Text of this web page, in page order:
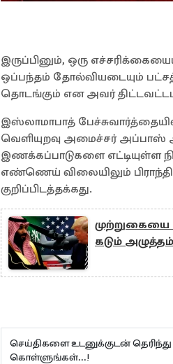
இருப்பினும், ஒரு
ஒப்பந்தம் தோல்வியடையும்
தொடங்கும் என அவர்
இஸ்லாமாபாத்
வெளியுறவு அமைச்சர் அப்பாஸ்
இணக்கப்பாடுகளை எட்டியுள்ள
எண்ணெய் விலையிலும்
குறிப்பிடத்தக்கது.
முற்றுகையை
கடும் அழுத்தம்
செய்திகளை உடனுக்குடன்
கொள்ளுங்கள்...!